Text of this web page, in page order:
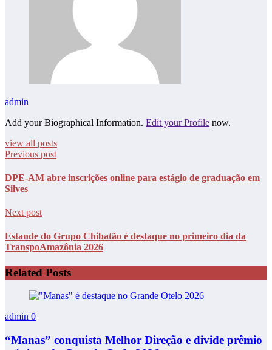
admin
Add your Biographical Information. Edit your Profile now.
view all posts
Previous post
DPE-AM abre inscrições online para estágio de graduação em
Silves
Next post
Estande do Grupo Chibatão é destaque no primeiro dia da
TranspoAmazônia 2026
Related Posts
admin 0
“Manas” conquista Melhor Direção e divide prêmio